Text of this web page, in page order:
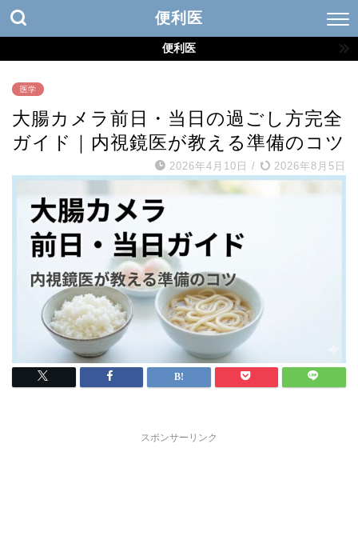
便利医
便利医
医学
大腸カメラ前日・当日の過ごし方完全
ガイド｜内視鏡医が教える準備のコツ
2026年4月10日 / 2026年8月5日
スポンサーリンク